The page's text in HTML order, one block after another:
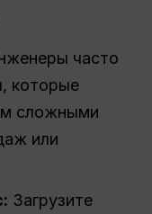
часто
которые
сложными
или
: Загрузите